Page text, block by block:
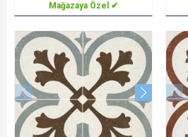
Mağazaya Özel ✔